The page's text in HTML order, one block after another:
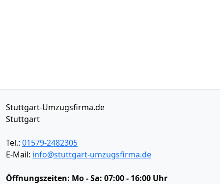
Stuttgart-Umzugsfirma.de
Stuttgart
Tel.: 01579-2482305
E-Mail: info@stuttgart-umzugsfirma.de
Öffnungszeiten: Mo - Sa: 07:00 - 16:00 Uhr